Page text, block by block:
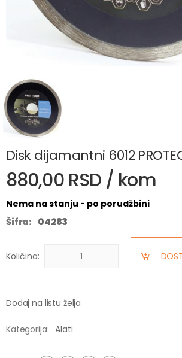
Disk dijamantni 6012
880,00 RSD / kom
Nema na stanju - po porudžbini
Šifra: 04283
Količina:
Dodaj na listu želja
Kategorija: Alati